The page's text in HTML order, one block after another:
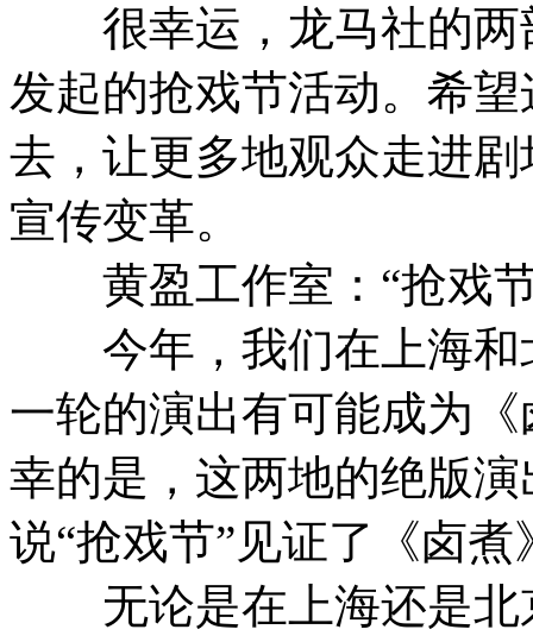
很幸运，龙马社的两
发起的抢戏节活动。希
去，让更多地观众走进
宣传变革。
黄盈工作室：“抢戏节
今年，我们在上海和
一轮的演出有可能成为
幸的是，这两地的绝版
说“抢戏节”见证了《卤
无论是在上海还是北